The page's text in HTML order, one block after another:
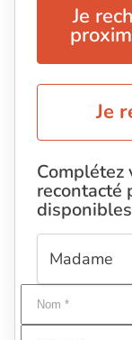
Je
Je
recontacté